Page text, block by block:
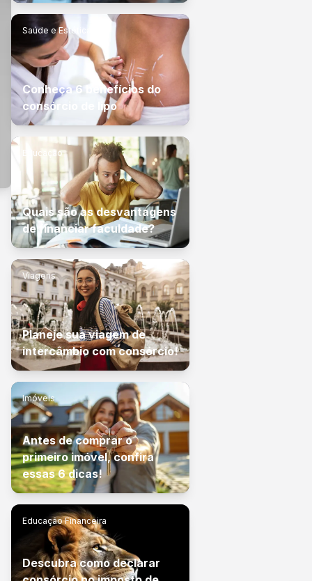
Saúde e Estética
Conheça 6 benefícios do
consórcio de lipo
Educação
Quais são as desvantagens
de financiar faculdade?
Viagens
Planeje sua viagem de
intercâmbio com consórcio!
Imóveis
Antes de comprar o
primeiro imóvel, confira
essas 6 dicas!
Educação Financeira
Descubra como declarar